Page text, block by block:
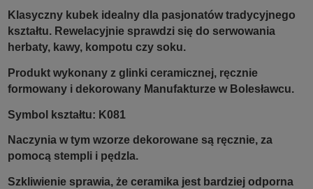
Klasyczny kubek idealny dla pasjonatów tradycyjnego
kształtu. Rewelacyjnie sprawdzi się do serwowania
herbaty, kawy, kompotu czy soku.
Produkt wykonany z glinki ceramicznej, ręcznie
formowany i dekorowany Manufakturze w Bolesławcu.
Symbol kształtu: K081
Naczynia w tym wzorze dekorowane są ręcznie, za
pomocą stempli i pędzla.
Szkliwienie sprawia, że ceramika jest bardziej odporna